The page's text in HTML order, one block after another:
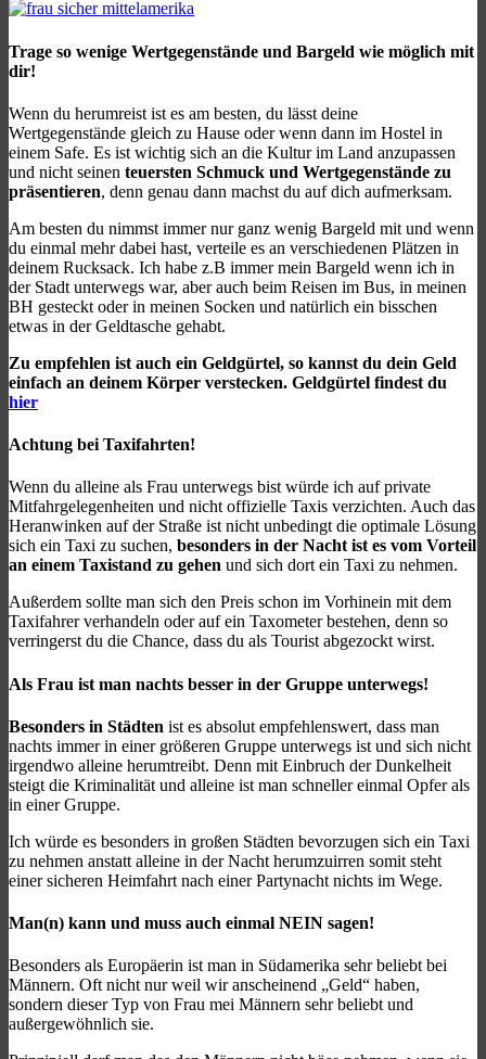
Trage so wenige Wertgegenstände und Bargeld wie möglich mit
dir!
Wenn du herumreist ist es am besten, du lässt deine
Wertgegenstände gleich zu Hause oder wenn dann im Hostel in
einem Safe. Es ist wichtig sich an die Kultur im Land anzupassen
und nicht seinen teuersten Schmuck und Wertgegenstände zu
präsentieren, denn genau dann machst du auf dich aufmerksam.
Am besten du nimmst immer nur ganz wenig Bargeld mit und wenn
du einmal mehr dabei hast, verteile es an verschiedenen Plätzen in
deinem Rucksack. Ich habe z.B immer mein Bargeld wenn ich in
der Stadt unterwegs war, aber auch beim Reisen im Bus, in meinen
BH gesteckt oder in meinen Socken und natürlich ein bisschen
etwas in der Geldtasche gehabt.
Zu empfehlen ist auch ein Geldgürtel, so kannst du dein Geld
einfach an deinem Körper verstecken. Geldgürtel findest du
hier
Achtung bei Taxifahrten!
Wenn du alleine als Frau unterwegs bist würde ich auf private
Mitfahrgelegenheiten und nicht offizielle Taxis verzichten. Auch das
Heranwinken auf der Straße ist nicht unbedingt die optimale Lösung
sich ein Taxi zu suchen, besonders in der Nacht ist es vom Vorteil
an einem Taxistand zu gehen und sich dort ein Taxi zu nehmen.
Außerdem sollte man sich den Preis schon im Vorhinein mit dem
Taxifahrer verhandeln oder auf ein Taxometer bestehen, denn so
verringerst du die Chance, dass du als Tourist abgezockt wirst.
Als Frau ist man nachts besser in der Gruppe unterwegs!
Besonders in Städten ist es absolut empfehlenswert, dass man
nachts immer in einer größeren Gruppe unterwegs ist und sich nicht
irgendwo alleine herumtreibt. Denn mit Einbruch der Dunkelheit
steigt die Kriminalität und alleine ist man schneller einmal Opfer als
in einer Gruppe.
Ich würde es besonders in großen Städten bevorzugen sich ein Taxi
zu nehmen anstatt alleine in der Nacht herumzuirren somit steht
einer sicheren Heimfahrt nach einer Partynacht nichts im Wege.
Man(n) kann und muss auch einmal NEIN sagen!
Besonders als Europäerin ist man in Südamerika sehr beliebt bei
Männern. Oft nicht nur weil wir anscheinend „Geld“ haben,
sondern dieser Typ von Frau mei Männern sehr beliebt und
außergewöhnlich sie.